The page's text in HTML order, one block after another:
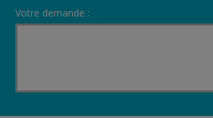
Votre demande :